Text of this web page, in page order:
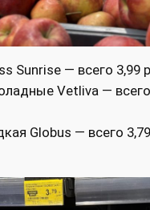
Sunrise — всего 3,99
Vetliva — всего
Globus — всего